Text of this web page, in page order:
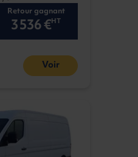
Retour gagnant
3 536 €HT
Voir